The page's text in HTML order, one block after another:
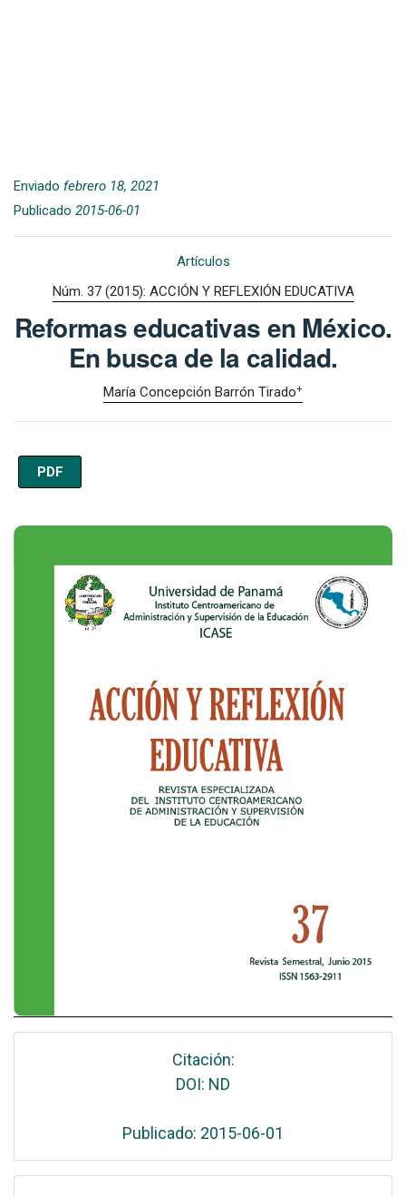
Enviado febrero 18, 2021
Publicado 2015-06-01
Artículos
Núm. 37 (2015): ACCIÓN Y REFLEXIÓN EDUCATIVA
Reformas educativas en México.
En busca de la calidad.
María Concepción Barrón Tirado+
PDF
Imagen de portada
Citación:
DOI: ND
Publicado: 2015-06-01